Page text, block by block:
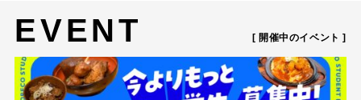
EVENT [ 開催中のイベント ]